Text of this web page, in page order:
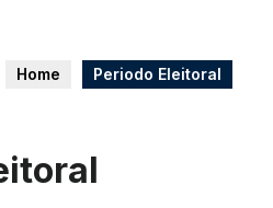
Home Periodo Eleitoral